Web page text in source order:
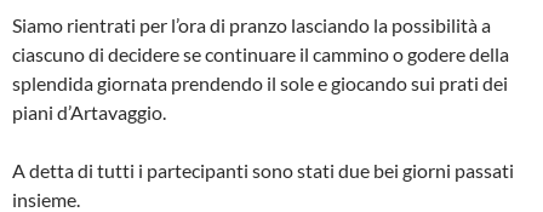
Siamo rientrati per l’ora di pranzo lasciando la possibilità a
ciascuno di decidere se continuare il cammino o godere della
splendida giornata prendendo il sole e giocando sui prati dei
piani d’Artavaggio.
A detta di tutti i partecipanti sono stati due bei giorni passati
insieme.